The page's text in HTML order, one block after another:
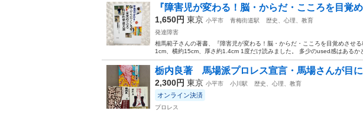
『障害児が変わる！脳・からだ・こころを目覚
1,650円 東京 小平市 青梅街道駅
歴史、心理、教育
発達障害
相馬範子さんの著書、『障害児が変わる！脳・からだ・こころを目覚めさせ
1cm、横約15cm、厚さ約1.4cm 1度だけ読みました。 多少のused感はあるか
栃内良著 馬場派プロレス宣言・馬場さんが目
2,300円 東京 小平市 小川駅 歴史、心理、教育
オンライン決済
プロレス